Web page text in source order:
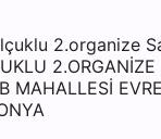
2.organize
2.ORGANİZE
MAHALLESİ